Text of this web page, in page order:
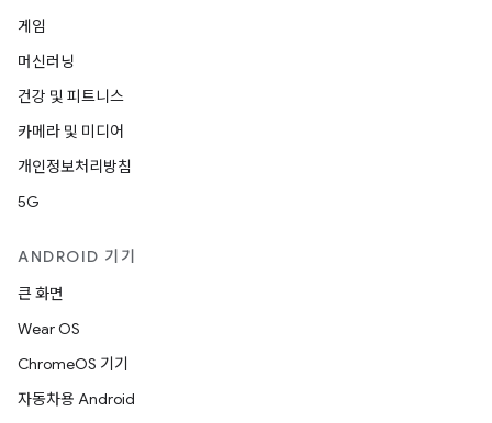
게임
머신러닝
건강 및 피트니스
카메라 및 미디어
개인정보처리방침
5G
ANDROID 기기
큰 화면
Wear OS
ChromeOS 기기
자동차용 Android